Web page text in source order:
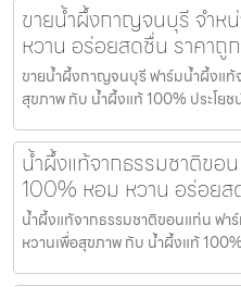
ขายน้ำผึ้งกาญจนบุรี จำห
หวาน อร่อยสดชื่น ราคาถูก
ขายน้ำผึ้งกาญจนบุรี ฟาร์มน้ำผึ้งแท้
สุขภาพ กับ น้ำผึ้งแท้ 100% ประโย
น้ำผึ้งแท้จากธรรมชาติขอ
100% หอม หวาน อร่อยส
น้ำผึ้งแท้จากธรรมชาติขอนแก่น ฟา
หวานเพื่อสุขภาพ กับ น้ำผึ้งแท้